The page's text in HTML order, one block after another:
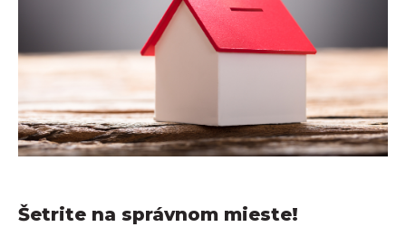
Šetrite na správnom mieste!